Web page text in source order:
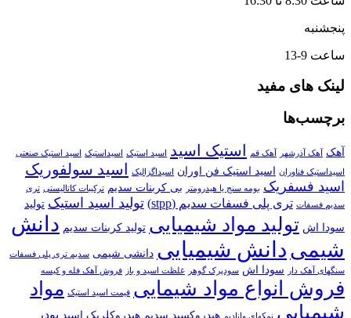
پنجشنبه
ساعت 9-13
لینک های مفید
برچسب‌ها
آهک آهک آذرشهر آهک قم استیک اسید اسید استیک اسیداستیک اسید استیک صنعتی
اسیداستیک فناوران اسید استیک فن اوران اسیداگزالیک اسید سولفوریک
اسید فسفریک بومه سنج یا هیدرومتر بی کربنات سدیم ترکیبات کاتالیستی تری
سدیم فسفات تری پلی فسفات سدیم (stpp) تولید اسید استیک تولید
سودا اش تولید مواد شیمیایی تولید کربنات سدیم دانش
شیمی دانش شیمیایی دانشی شیمی سدیم تری پلی فسفات
سنگهای آهک دار
سودا اش سودپرک گوهر غلظت اسید و باز فروش آهک فله و کیسه
فروش انواع مواد شیمایی قیمت اسید استیک مواد
شیمیایی
هیدروکسید سدیم هیدروکلریک اسید پودر